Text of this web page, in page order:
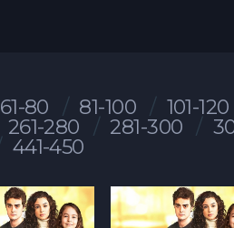
61-80 81-100 101-120
261-280 281-300
441-450